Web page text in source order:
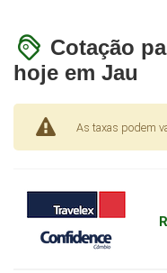
Cotação
hoje em Jau
As taxas podem